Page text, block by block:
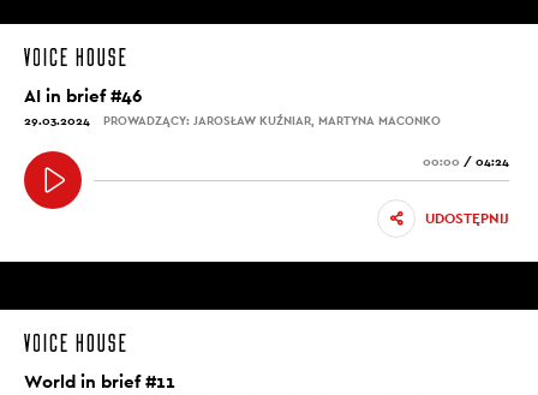
AI in brief #46
29.03.2024 PROWADZĄCY: JAROSŁAW KUŹNIAR, MARTYNA MACONKO
00:00 / 04:24
UDOSTĘPNIJ
World in brief #11